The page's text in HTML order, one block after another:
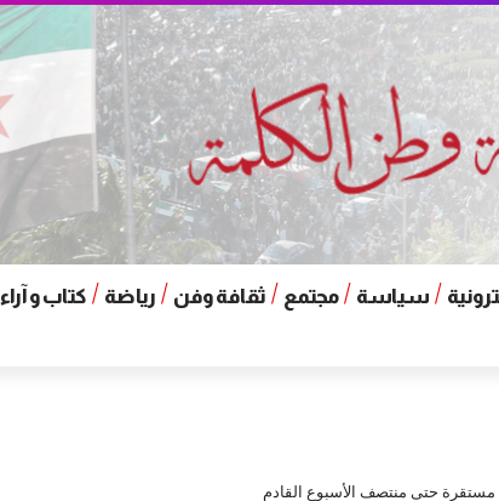
سياسة مجتمع ثقافة وفن رياضة كتاب و آراء
مستقرة حتى منتصف الأسبوع القادم